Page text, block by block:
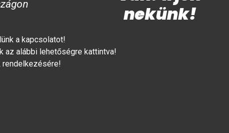
nekünk!
a kapcsolatot!
az alábbi lehetőségre kattintva!
rendelkezésére!